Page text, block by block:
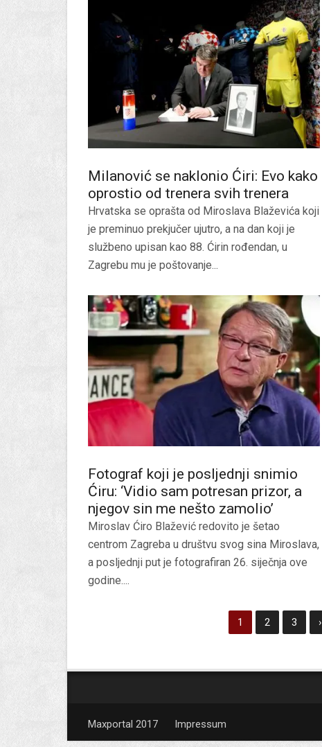
Milanović se naklonio Ćiri: Evo kako
oprostio od trenera svih trenera
Hrvatska se oprašta od Miroslava Blaževića koji
je preminuo prekjučer ujutro, a na dan koji je
službeno upisan kao 88. Ćirin rođendan, u
Zagrebu mu je poštovanje...
Fotograf koji je posljednji snimio
Ćiru: ‘Vidio sam potresan prizor, a
njegov sin me nešto zamolio’
Miroslav Ćiro Blažević redovito je šetao
centrom Zagreba u društvu svog sina Miroslava,
a posljednji put je fotografiran 26. siječnja ove
godine....
1 2 3 ›
Maxportal 2017 Impressum